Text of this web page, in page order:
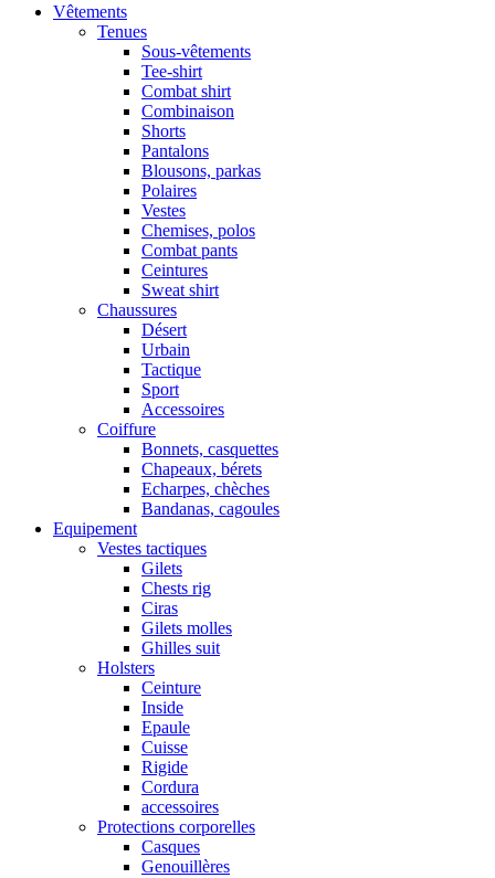
Vêtements
Tenues
Sous-vêtements
Tee-shirt
Combat shirt
Combinaison
Shorts
Pantalons
Blousons, parkas
Polaires
Vestes
Chemises, polos
Combat pants
Ceintures
Sweat shirt
Chaussures
Désert
Urbain
Tactique
Sport
Accessoires
Coiffure
Bonnets, casquettes
Chapeaux, bérets
Echarpes, chèches
Bandanas, cagoules
Equipement
Vestes tactiques
Gilets
Chests rig
Ciras
Gilets molles
Ghilles suit
Holsters
Ceinture
Inside
Epaule
Cuisse
Rigide
Cordura
accessoires
Protections corporelles
Casques
Genouillères